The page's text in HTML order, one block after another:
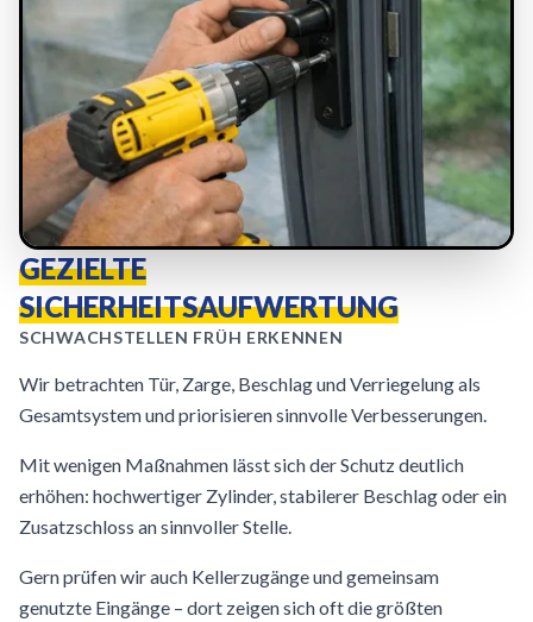
GEZIELTE
SICHERHEITSAUFWERTUNG
SCHWACHSTELLEN FRÜH ERKENNEN
Wir betrachten Tür, Zarge, Beschlag und Verriegelung als
Gesamtsystem und priorisieren sinnvolle Verbesserungen.
Mit wenigen Maßnahmen lässt sich der Schutz deutlich
erhöhen: hochwertiger Zylinder, stabilerer Beschlag oder ein
Zusatzschloss an sinnvoller Stelle.
Gern prüfen wir auch Kellerzugänge und gemeinsam
genutzte Eingänge – dort zeigen sich oft die größten